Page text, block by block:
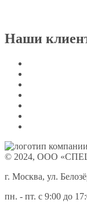
Наши
© 2024, ООО
г. Москва, ул.
пн. - пт. с 9:00 до